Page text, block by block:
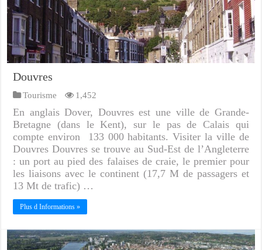
Douvres
Tourisme 1,452
En anglais Dover, Douvres est une ville de Grande-
Bretagne (dans le Kent), sur le pas de Calais qui
compte environ 133 000 habitants. Visiter la ville de
Douvres Douvres se trouve au Sud-Est de l’Angleterre
: un port au pied des falaises de craie, le premier pour
les liaisons avec le continent (17,7 M de passagers et
13 Mt de trafic) …
Plus d Informations »